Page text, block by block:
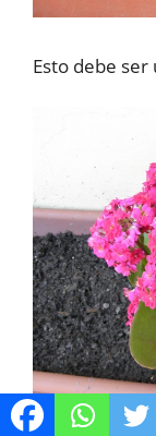
Esto debe ser